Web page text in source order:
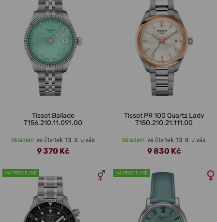
Tissot Ballade
T156.210.11.091.00
Skladem ve čtvrtek 13. 8. u vás
9 370 Kč
Tissot PR 100 Quartz Lady
T150.210.21.111.00
Skladem ve čtvrtek 13. 8. u vás
9 830 Kč
NA PRODEJNĚ NA PRODEJNĚ